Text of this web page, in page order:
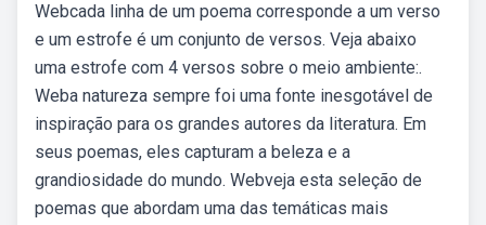
Webcada linha de um poema corresponde a um verso
e um estrofe é um conjunto de versos. Veja abaixo
uma estrofe com 4 versos sobre o meio ambiente:.
Weba natureza sempre foi uma fonte inesgotável de
inspiração para os grandes autores da literatura. Em
seus poemas, eles capturam a beleza e a
grandiosidade do mundo. Webveja esta seleção de
poemas que abordam uma das temáticas mais